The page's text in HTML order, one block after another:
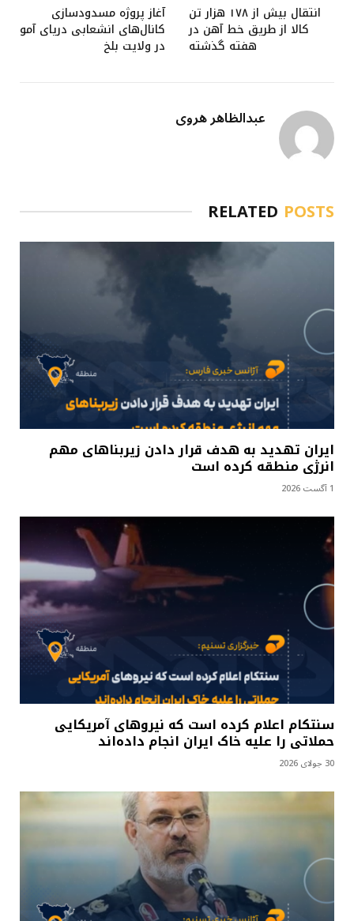
انتقال بیش از ۱۷۸ هزار تن
کالا از طریق خط آهن در
هفته گذشته
آغاز پروژه مسدودسازی
کانال‌های انشعابی دریای آمو
در ولایت بلخ
عبدالظاهر هروی
RELATED POSTS
ایران تهدید به هدف قرار دادن زیربناهای مهم
انرژی منطقه کرده است
1 آگست 2026
سنتکام اعلام کرده است که نیروهای آمریکایی
حملاتی را علیه خاک ایران انجام داده‌اند
30 جولای 2026